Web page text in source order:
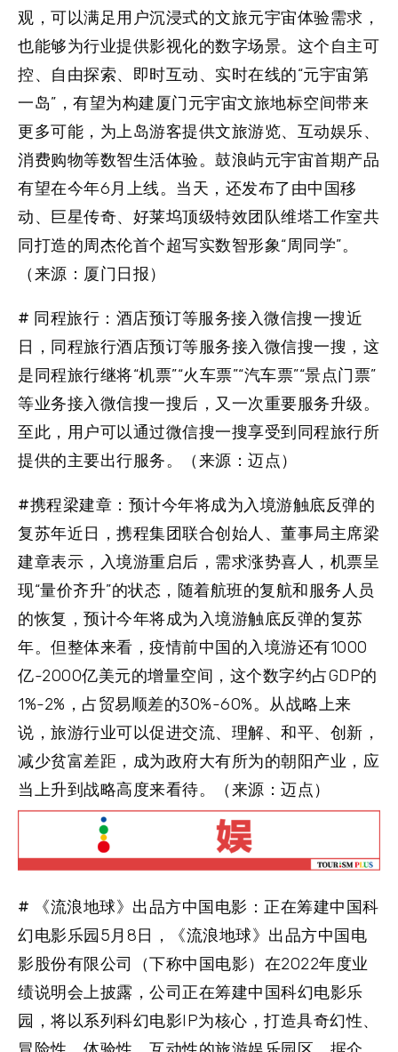
观，可以满足用户沉浸式的文旅元宇宙体验需求，
也能够为行业提供影视化的数字场景。这个自主可
控、自由探索、即时互动、实时在线的“元宇宙第
一岛”，有望为构建厦门元宇宙文旅地标空间带来
更多可能，为上岛游客提供文旅游览、互动娱乐、
消费购物等数智生活体验。鼓浪屿元宇宙首期产品
有望在今年6月上线。当天，还发布了由中国移
动、巨星传奇、好莱坞顶级特效团队维塔工作室共
同打造的周杰伦首个超写实数智形象“周同学”。
（来源：厦门日报）
# 同程旅行：酒店预订等服务接入微信搜一搜近
日，同程旅行酒店预订等服务接入微信搜一搜，这
是同程旅行继将“机票”“火车票”“汽车票”“景点门票”
等业务接入微信搜一搜后，又一次重要服务升级。
至此，用户可以通过微信搜一搜享受到同程旅行所
提供的主要出行服务。（来源：迈点）
#携程梁建章：预计今年将成为入境游触底反弹的
复苏年近日，携程集团联合创始人、董事局主席梁
建章表示，入境游重启后，需求涨势喜人，机票呈
现“量价齐升”的状态，随着航班的复航和服务人员
的恢复，预计今年将成为入境游触底反弹的复苏
年。但整体来看，疫情前中国的入境游还有1000
亿-2000亿美元的增量空间，这个数字约占GDP的
1%-2%，占贸易顺差的30%-60%。从战略上来
说，旅游行业可以促进交流、理解、和平、创新，
减少贫富差距，成为政府大有所为的朝阳产业，应
当上升到战略高度来看待。（来源：迈点）
# 《流浪地球》出品方中国电影：正在筹建中国科
幻电影乐园 5月8日，《流浪地球》出品方中国电
影股份有限公司（下称中国电影）在2022年度业
绩说明会上披露，公司正在筹建中国科幻电影乐
园，将以系列科幻电影IP为核心，打造具奇幻性、